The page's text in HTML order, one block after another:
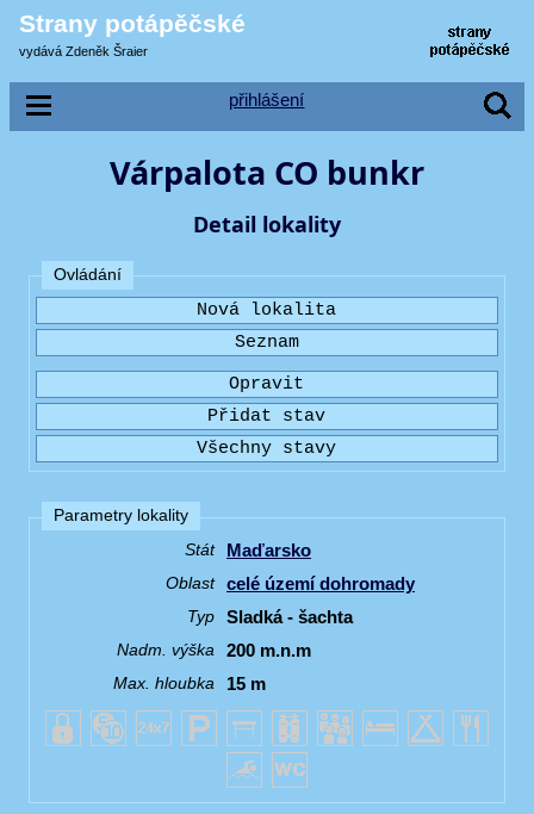
Strany potápěčské
vydává Zdeněk Šraier
přihlášení
Várpalota CO bunkr
Detail lokality
Ovládání
Parametry lokality
Stát
Maďarsko
Oblast celé území dohromady
Typ Sladká - šachta
Nadm. výška 200 m.n.m
Max. hloubka 15 m